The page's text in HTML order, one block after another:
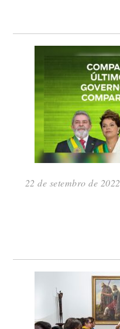
22 de setembro de 2022